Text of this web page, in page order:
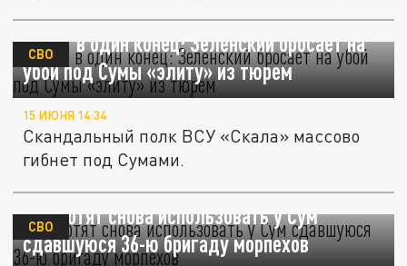
Билет в один конец: Зеленский бросает на
убой под Сумы «элиту» из тюрем
СВО
15 ИЮНЯ 14:34
Скандальный полк ВСУ «Скала» массово
гибнет под Сумами.
ВСУ хотят снова использовать у Сум
сдавшуюся 36-ю бригаду морпехов
СВО